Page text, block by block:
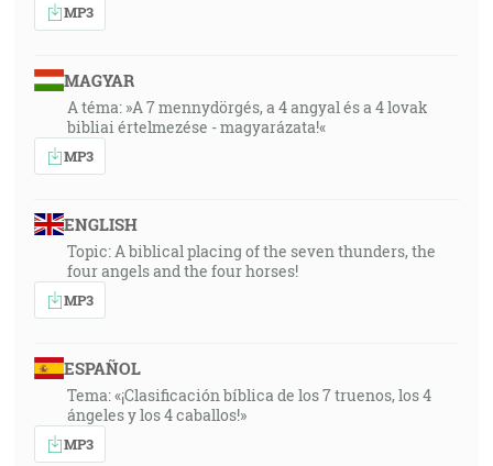
MP3
MAGYAR
A téma: »A 7 mennydörgés, a 4 angyal és a 4 lovak
bibliai értelmezése - magyarázata!«
MP3
ENGLISH
Topic: A biblical placing of the seven thunders, the
four angels and the four horses!
MP3
ESPAÑOL
Tema: «¡Clasificación bíblica de los 7 truenos, los 4
ángeles y los 4 caballos!»
MP3